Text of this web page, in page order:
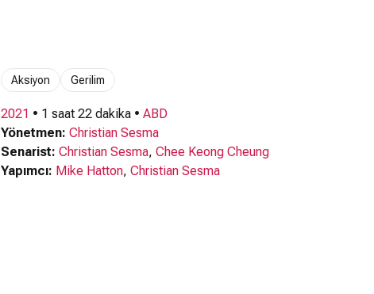
Aksiyon Gerilim
2021 • 1 saat 22 dakika • ABD
Yönetmen: Christian Sesma
Senarist: Christian Sesma, Chee Keong Cheung
Yapımcı: Mike Hatton, Christian Sesma